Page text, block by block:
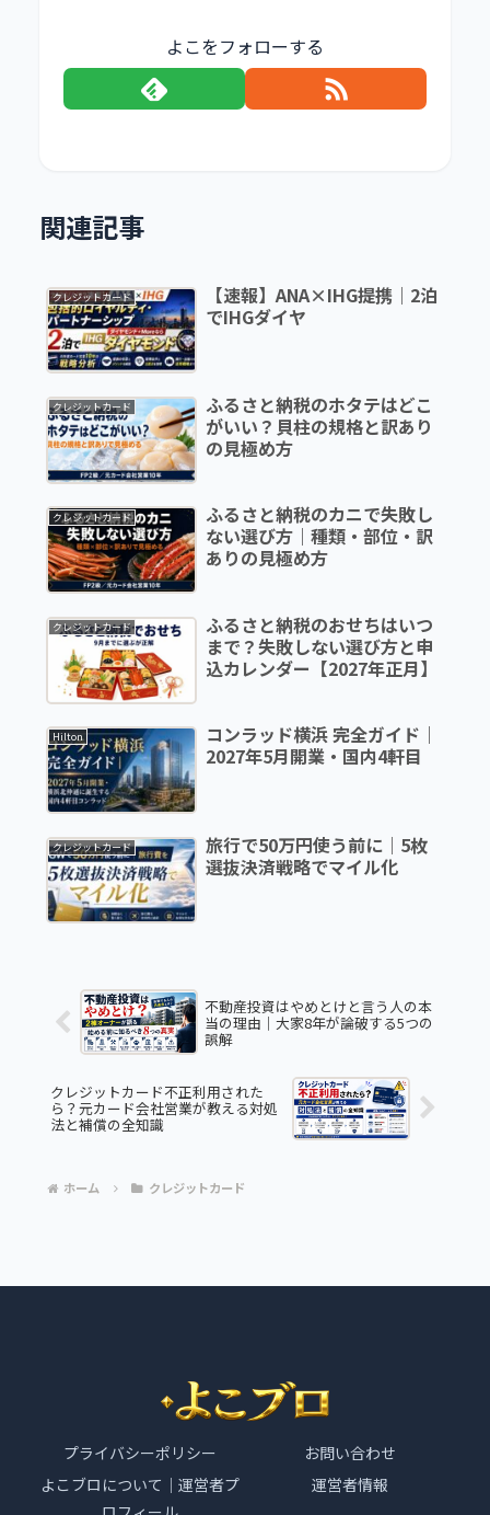
よこをフォローする
関連記事
クレジットカード
【速報】ANA×IHG提携｜2泊
でIHGダイヤ
クレジットカード
ふるさと納税のホタテはどこ
がいい？貝柱の規格と訳あり
の見極め方
クレジットカード
ふるさと納税のカニで失敗し
ない選び方｜種類・部位・訳
ありの見極め方
クレジットカード
ふるさと納税のおせちはいつ
まで？失敗しない選び方と申
込カレンダー【2027年正月】
Hilton
コンラッド横浜 完全ガイド｜
2027年5月開業・国内4軒目
クレジットカード
旅行で50万円使う前に｜5枚
選抜決済戦略でマイル化
不動産投資はやめとけと言う人の本
当の理由｜大家8年が論破する5つの
誤解
クレジットカード不正利用された
ら？元カード会社営業が教える対処
法と補償の全知識
ホーム クレジットカード
プライバシーポリシー
お問い合わせ
よこブロについて｜運営者プ
運営者情報